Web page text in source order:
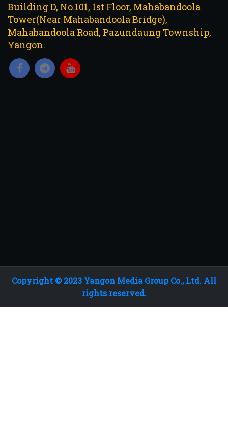
Building D, No.101, 1st Floor, Mahabandoola
Tower(Near Mahabandoola Bridge),
Mahabandoola Road, Pazundaung Township,
Yangon.
Copyright © 2023 Yangon Media Group Co., Ltd. All
rights reserved.